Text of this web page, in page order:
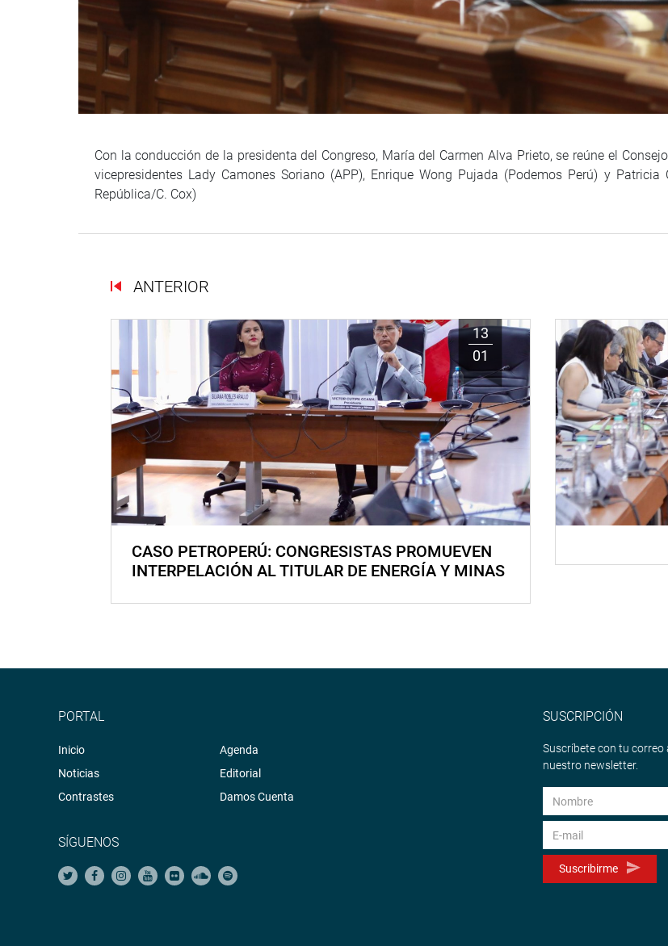
Con la conducción de la presidenta del Congreso, María del Carmen Alva Prieto, se reúne el
vicepresidentes Lady Camones Soriano (APP), Enrique Wong Pujada (Podemos Perú) y
República/C. Cox)
ANTERIOR
13
01
CASO PETROPERÚ: CONGRESISTAS PROMUEVEN
INTERPELACIÓN AL TITULAR DE ENERGÍA Y MINAS
PORTAL
Inicio
Noticias
Contrastes
Agenda
Editorial
Damos Cuenta
SÍGUENOS
SUSCRIPCIÓN
Suscríbete con tu correo
nuestro newsletter.
Suscribirme